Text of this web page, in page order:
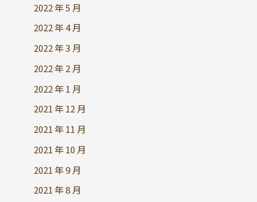
2022 年 5 月
2022 年 4 月
2022 年 3 月
2022 年 2 月
2022 年 1 月
2021 年 12 月
2021 年 11 月
2021 年 10 月
2021 年 9 月
2021 年 8 月